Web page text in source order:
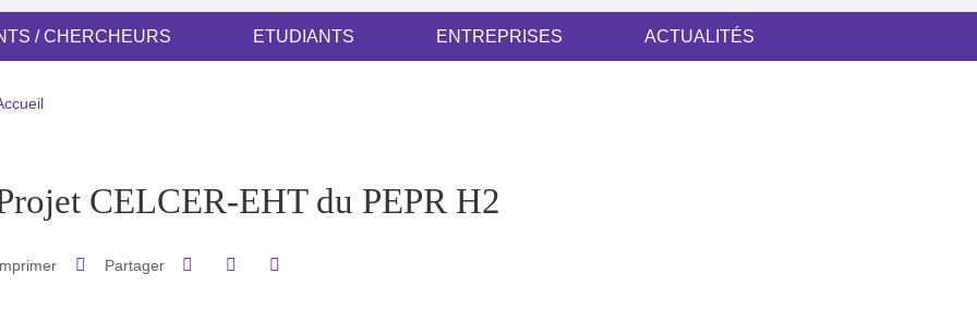
/ CHERCHEURS ETUDIANTS ENTREPRISES ACTUALITÉS
d'Ariane
Sidebar
CELCER-EHT du PEPR H2
Partager Partager sur Facebook
Partager sur LinkedIn